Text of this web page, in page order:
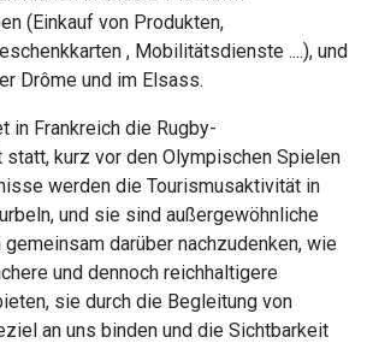
(Einkauf von Produkten,
, Mobilitätsdienste ....), und
Drôme und im Elsass.
in Frankreich die Rugby-
kurz vor den Olympischen Spielen
werden die Tourismusaktivität in
und sie sind außergewöhnliche
gemeinsam darüber nachzudenken, wie
und dennoch reichhaltigere
sie durch die Begleitung von
an uns binden und die Sichtbarkeit